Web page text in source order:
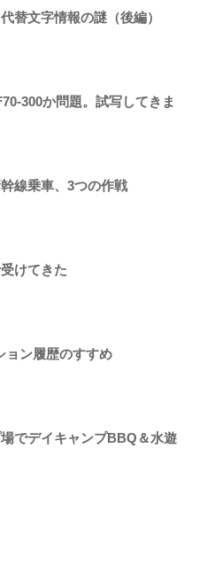
替文字情報の謎（後編）
300か問題。試写してきま
線乗車、3つの作戦
けてきた
ョン履歴のすすめ
でデイキャンプBBQ＆水遊